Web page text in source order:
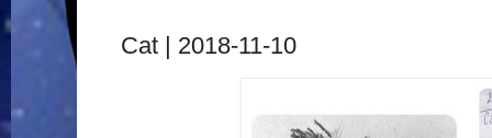
Cat | 2018-11-10